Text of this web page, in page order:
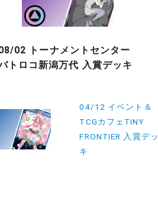
02 トーナメントセンター
トロコ新潟万代 入賞デッキ
04/12 イベント＆
TCGカフェTINY
FRONTIER 入賞デッ
キ